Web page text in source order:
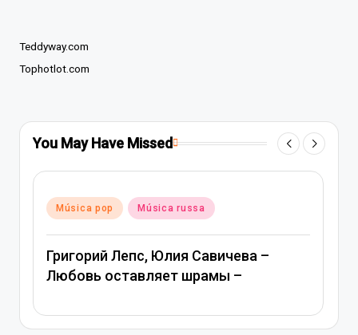
Teddyway.com
Tophotlot.com
You May Have Missed
Posted
Música pop Música russa
Григорий Лепс, Юлия Савичева –
Любовь оставляет шрамы –